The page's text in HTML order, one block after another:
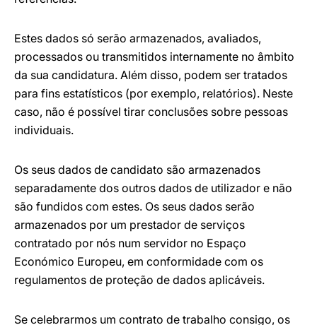
Estes dados só serão armazenados, avaliados,
processados ou transmitidos internamente no âmbito
da sua candidatura. Além disso, podem ser tratados
para fins estatísticos (por exemplo, relatórios). Neste
caso, não é possível tirar conclusões sobre pessoas
individuais.
Os seus dados de candidato são armazenados
separadamente dos outros dados de utilizador e não
são fundidos com estes. Os seus dados serão
armazenados por um prestador de serviços
contratado por nós num servidor no Espaço
Económico Europeu, em conformidade com os
regulamentos de proteção de dados aplicáveis.
Se celebrarmos um contrato de trabalho consigo, os